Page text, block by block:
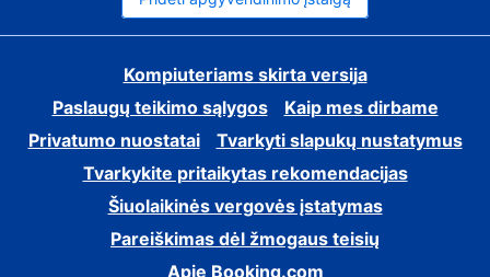
Kompiuteriams skirta versija
Paslaugų teikimo sąlygos
Kaip mes dirbame
Privatumo nuostatai
Tvarkyti slapukų nustatymus
Tvarkykite pritaikytas rekomendacijas
Šiuolaikinės vergovės įstatymas
Pareiškimas dėl žmogaus teisių
Apie Booking.com